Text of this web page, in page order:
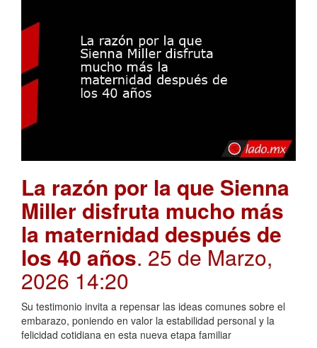
La razón por la que Sienna
Miller disfruta mucho más
la maternidad después de
los 40 años. 25 de Marzo,
2026 14:20
Su testimonio invita a repensar las ideas comunes sobre el
embarazo, poniendo en valor la estabilidad personal y la
felicidad cotidiana en esta nueva etapa familiar